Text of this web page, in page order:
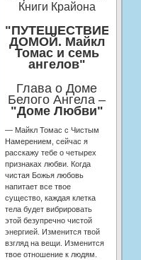
Книги Крайона
"ПУТЕШЕСТВИЕ
ДОМОЙ. Майкл
Томас и семь
ангелов"
Глава о Доме
Белого Ангела –
"Доме Любви"
— Майкл Томас с Чистым
Намерением, сейчас я
расскажу тебе о четырех
признаках любви. Когда
чистая Божья любовь
напитает все твое
существо, каждая клетка
тела будет вибрировать
этой безупречно чистой
энергией. Изменится твой
взгляд на вещи. Изменится
твое отношение к людям.